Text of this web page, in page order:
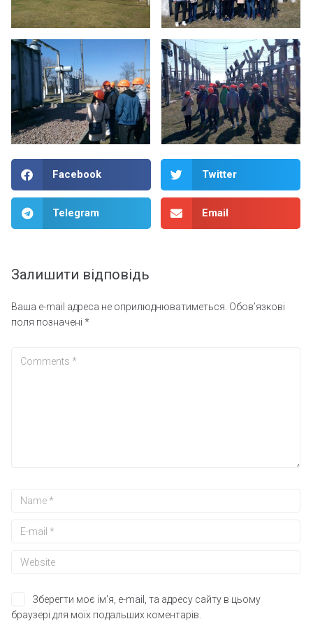
Facebook Twitter
Telegram Email
Залишити відповідь
Ваша e-mail адреса не оприлюднюватиметься. Обов’язкові
поля позначені *
Зберегти моє ім'я, e-mail, та адресу сайту в цьому
браузері для моїх подальших коментарів.